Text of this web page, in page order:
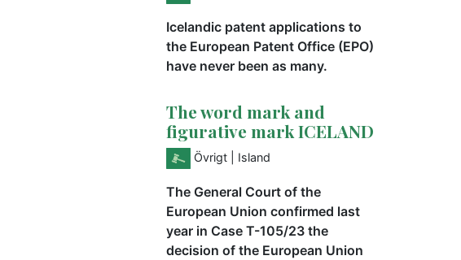
Icelandic patent applications to
the European Patent Office (EPO)
have never been as many.
The word mark and
figurative mark ICELAND
Övrigt | Island
The General Court of the
European Union confirmed last
year in Case T-105/23 the
decision of the European Union